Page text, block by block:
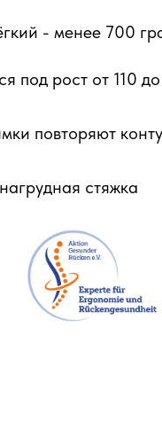
стяжка
повторяют
под рост от 110
- менее 700